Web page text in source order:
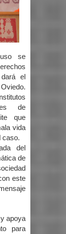
se
el
de
que
vida
caso.
del
de
este
apoya
para